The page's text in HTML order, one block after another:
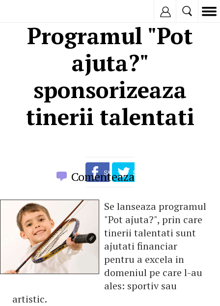
Programul "Pot
ajuta?"
sponsorizeaza
tinerii talentati
Comenteaza
Se lanseaza programul
"Pot ajuta?", prin care
tinerii talentati sunt
ajutati financiar
pentru a excela in
domeniul pe care l-au
ales: sportiv sau
artistic.